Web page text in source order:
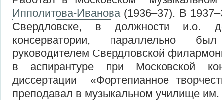
Ипполитова-Иванова (1936–37). В
Свердловске, в должности и.о.
консерватории, параллельно
руководителем Свердловской
в аспирантуре при Московской
диссертации «Фортепианное
преподавал в музыкальном училище им.